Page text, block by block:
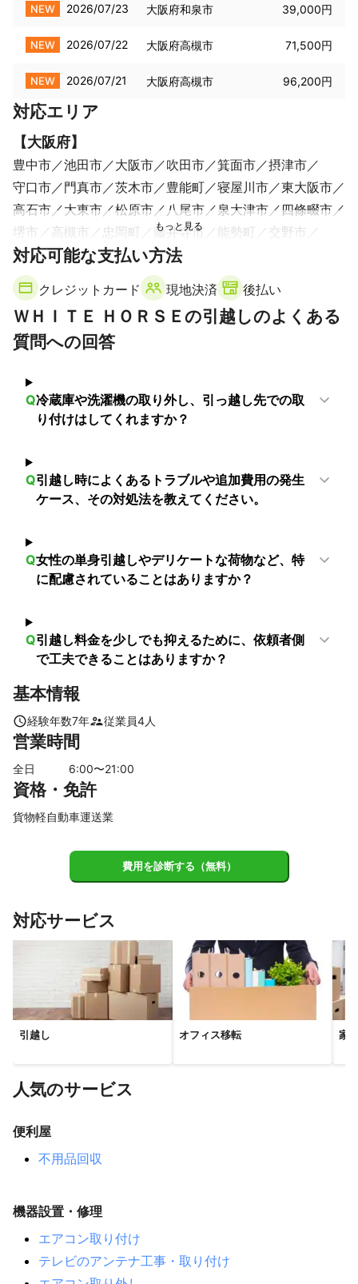
NEW 2026/07/23 大阪府和泉市 39,000円
NEW 2026/07/22 大阪府高槻市 71,500円
NEW 2026/07/21 大阪府高槻市 96,200円
対応エリア
【大阪府】
豊中市 池田市 大阪市 吹田市 箕面市
摂津市
守口市
門真市 茨木市 豊能町 寝屋川市
東大阪市
高石市
大東市 松原市 八尾市 泉大津市
四條畷市
堺市
高槻市 忠岡町 藤井寺市 能勢町
交野市
枚方市
羽曳野市 柏原市 大阪狭山市
富田林市
岸和田市 和泉市
河南町
泉佐野市 熊取町 河内長野市
千早赤阪村
泉南市
阪南市
【奈良県】
上牧町
奈良市
葛城市 三宅町 大和高田市
田原本町
【京都府
亀岡市 大山崎町 八幡市 長岡京市
京田辺市
精華町
向日市 久御山町 城陽市 井手町
【兵庫県
尼崎市 伊丹市 芦屋市 西宮市 宝塚市
川西市
神戸市
猪名川町 三田市 三木市
丹波篠山市
加古川市
対応可能な支払い方法
クレジットカード 現地決済 後払い
ＷＨＩＴＥ ＨＯＲＳＥの引越しのよくある
質問への回答
Q冷蔵庫や洗濯機の取り外し、引っ越し先での取
り付けはしてくれますか？
Q引越し時によくあるトラブルや追加費用の発生
ケース、その対処法を教えてください。
Q女性の単身引越しやデリケートな荷物など、特
に配慮されていることはありますか？
Q引越し料金を少しでも抑えるために、依頼者側
で工夫できることはありますか？
基本情報
経験年数7年 従業員4人
営業時間
全日 6:00〜21:00
資格・免許
貨物軽自動車運送業
費用を診断する（無料）
対応サービス
引越し オフィス移転 家
人気のサービス
便利屋
不用品回収
機器設置・修理
エアコン取り付け
テレビのアンテナ工事・取り付け